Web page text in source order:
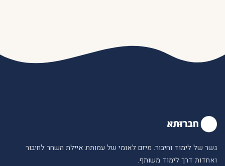
גשר של לימוד וחיבור. מיזם לאומי של עמותת איילת השחר לחיבור
ואחדות דרך לימוד משותף.